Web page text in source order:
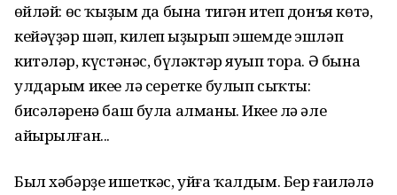
һөйләй: өс ҡыҙым да бына тигән итеп донъя көтә,
кейәүҙәр шәп, килеп һыҙырып эшемде эшләп
китәләр, күстәнәс, бүләктәр яуып тора. Ә бына
улдарым икеһе лә серетке булып сыҡты:
бисәләренә баш була алманы. Икеһе лә әле
айырылған...
Был хәбәрҙе ишеткәс, уйға ҡалдым. Бер ғаиләлә